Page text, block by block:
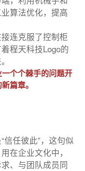
算法优化，提高
连克服了控制柜
程天科技Logo的
个个棘手的问题开
篇章。
信任彼此”，这句似
在企业文化中，
、与团队成员同